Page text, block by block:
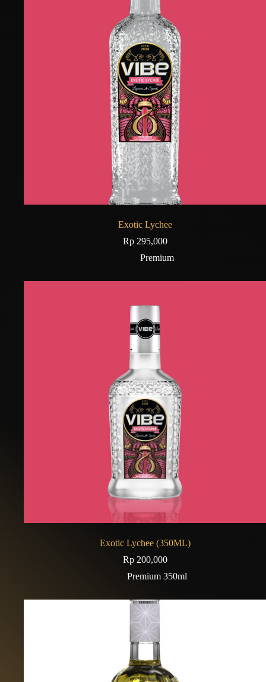
Exotic Lychee
Rp295,000
Premium
Exotic Lychee (350ML)
Rp200,000
Premium 350ml